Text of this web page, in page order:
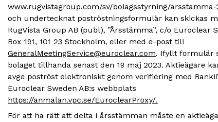
www.rugvistagroup.com/sv/bolagsstyrning/arsstamma-
och undertecknat poströstningsformulär kan skickas
RugVista Group AB (publ), ”Årsstämma”, c/o Euroclear
Box 191, 101 23 Stockholm, eller med e-post till
GeneralMeetingService@euroclear.com. Ifyllt formulär
bolaget tillhanda senast den 19 maj 2023. Aktieägare
avge poströst elektroniskt genom verifiering med
Euroclear Sweden AB:s webbplats
https://anmalan.vpc.se/EuroclearProxy/.
För att ha rätt att delta i årsstämman måste en